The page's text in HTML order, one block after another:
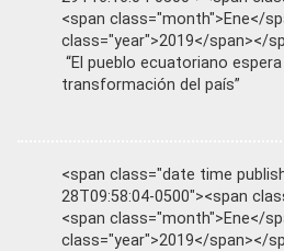
<span class="month">Ene</
class="year">2019</span></
“El pueblo ecuatoriano
transformación del país”
<span class="date time
28T09:58:04-0500"><span
<span class="month">Ene</
class="year">2019</span></